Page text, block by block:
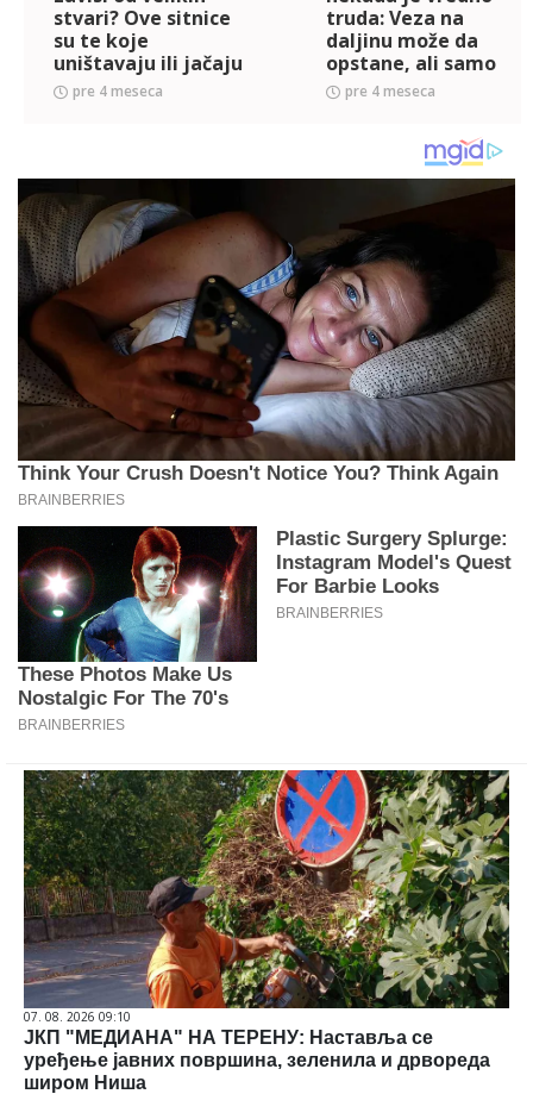
stvari? Ove sitnice
su te koje
uništavaju ili jačaju
ljubav
pre 4 meseca
truda: Veza na
daljinu može da
opstane, ali samo
pod određenim
uslovima
pre 4 meseca
07. 08. 2026 09:10
ЈКП "МЕДИАНА" НА ТЕРЕНУ: Наставља се
уређење јавних површина, зеленила и дрвореда
широм Ниша